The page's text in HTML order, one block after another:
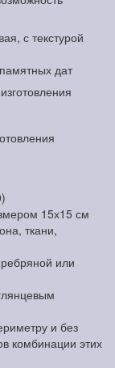
с текстурой
дат
15х15 см
ткани,
или
и без
комбинации этих